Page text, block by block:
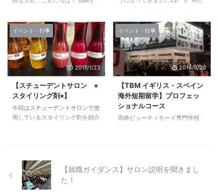
こで今回は、十二支と ...
し、Unve ...
分の前日。 今年の節分の主役と
いえば、やっぱり「恵方巻き」で
すよね！ 恵方巻きを丸かぶりす
ることで、福を呼び込むといわれ
ています。 今回は、恵方巻きの
魅力や美容との関係について、さ
らに栄養学の観点から詳しくお話
ししたいと思います。 恵方巻き
とは？ 恵方巻きは、節分の日に
その年の吉方位（縁起の良い方
スポーツ？ 睡眠？ 学生のみん
なはやっぱり勉強？ どれも、と
ても大切な秋なので 1日1日を大
切にしましょうね(*^_^*) 私は、
スキルアップの為に 読書や勉強
体作りの為に スポーツや睡眠 を
頑張ります！！！！！ 睡眠の
秋と言えば… 先日群馬 ...
イベント・行事
2017/1/23
【スチューデントサロン ⭐︎
スタイリング剤⭐︎】
今回はスチューデントサロンで使
用しているスタイリング剤を紹介
方法も勉強しています。そのため
スタイリング剤の知識は必要不可
欠になります。 そこで学生達が
イベント・行事
2016/9/20
【TBM イギリス・スペイン
海外短期留学】プロフェッ
ショナルコース
高崎ビューティモード専門学校
国際美容師学科プロフェッショナ
【就職ガイダンス】サロン説明を聞きまし
た！